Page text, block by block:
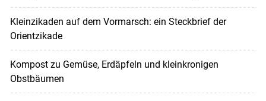
Kleinzikaden auf dem Vormarsch: ein Steckbrief der
Orientzikade
Kompost zu Gemüse, Erdäpfeln und kleinkronigen
Obstbäumen